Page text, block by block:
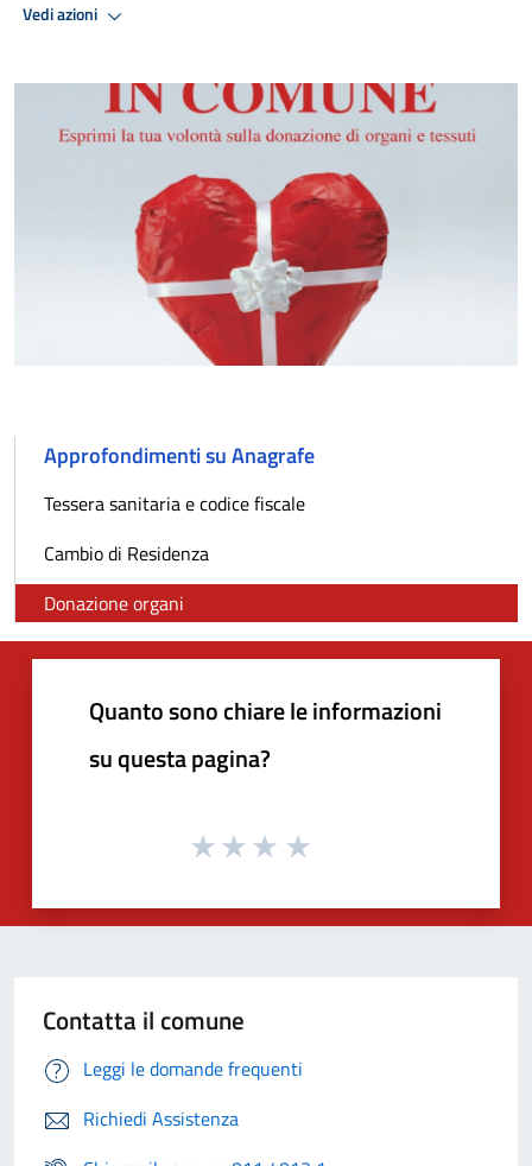
Vedi azioni
Approfondimenti su Anagrafe
Tessera sanitaria e codice fiscale
Cambio di Residenza
Donazione organi
Quanto sono chiare le informazioni
su questa pagina?
Contatta il comune
Leggi le domande frequenti
Richiedi Assistenza